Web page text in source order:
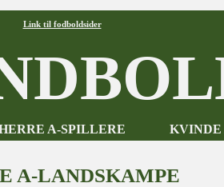
Link til fodboldsider
A-SPILLERE KVINDE
A-LANDSKAMPE